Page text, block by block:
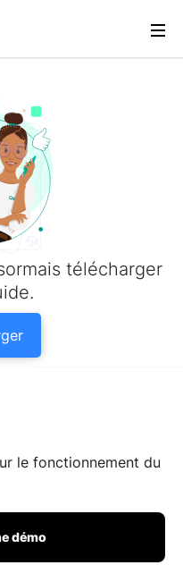
télécharger
le fonctionnement du
démo